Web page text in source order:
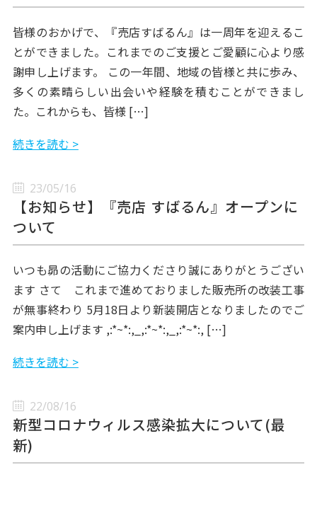
皆様のおかげで、『売店すばるん』は一周年を迎えるこ
とができました。これまでのご支援とご愛顧に心より感
謝申し上げます。 この一年間、地域の皆様と共に歩み、
多くの素晴らしい出会いや経験を積むことができまし
た。これからも、皆様 […]
続きを読む >
23/05/16
【お知らせ】『売店 すばるん』オープンに
ついて
いつも昴の活動にご協力くださり誠にありがとうござい
ます さて これまで進めておりました販売所の改装工事
が無事終わり 5月18日より新装開店となりましたのでご
案内申し上げます ,:*~*:,_,:*~*:,_,:*~*:, […]
続きを読む >
22/08/16
新型コロナウィルス感染拡大について(最
新)